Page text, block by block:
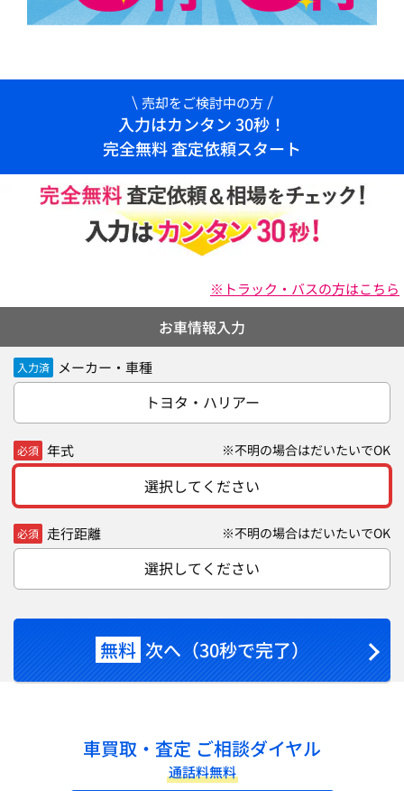
売却をご検討中の方
入力はカンタン 30秒！
完全無料 査定依頼スタート
※トラック・バスの方はこちら
お車情報入力
入力済 メーカー・車種
トヨタ・ハリアー
必須 年式 ※不明の場合はだいたいでOK
選択してください
必須 走行距離 ※不明の場合はだいたいでOK
選択してください
無料 次へ（30秒で完了）
車買取・査定 ご相談ダイヤル
通話料無料